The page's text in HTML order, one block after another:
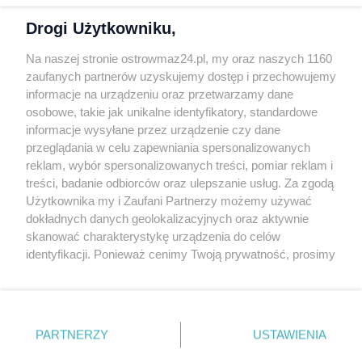
Kontakt
INFORMATOR
Bankomaty
Msze święte
Nocna pomoc lekarska
Taxi
REKLAMA
Banery i artykuły
Reklama wideo
Copyright 2010-2026 OstrowMaz24.pl. Realizacja:PRO-
Współpraca serwis
Drogi Użytkowniku,
Na naszej stronie ostrowmaz24.pl, my oraz naszych 1160
zaufanych partnerów uzyskujemy dostęp i przechowujemy
informacje na urządzeniu oraz przetwarzamy dane
osobowe, takie jak unikalne identyfikatory, standardowe
informacje wysyłane przez urządzenie czy dane
przeglądania w celu zapewniania spersonalizowanych
reklam, wybór spersonalizowanych treści, pomiar reklam i
treści, badanie odbiorców oraz ulepszanie usług. Za zgodą
Użytkownika my i Zaufani Partnerzy możemy używać
dokładnych danych geolokalizacyjnych oraz aktywnie
skanować charakterystykę urządzenia do celów
identyfikacji. Ponieważ cenimy Twoją prywatność, prosimy
prywatności znajdujący się w lewym dolnym rogu strony
. Niektóre rodzaje przetwarzania danych nie wymagają
PARTNERZY USTAWIENIA